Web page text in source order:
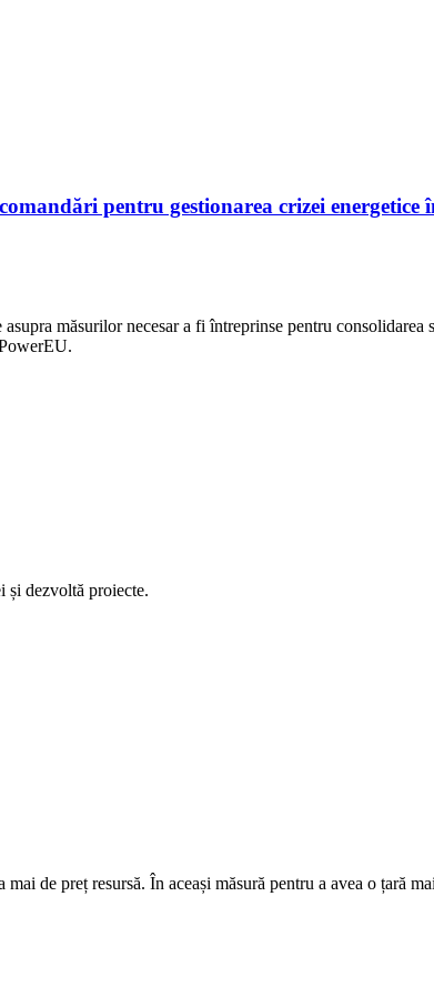
pentru gestionarea crizei
măsurilor necesar a fi întreprinse pentru
și dezvoltă proiecte.
de preț resursă. În aceași măsură pentru a avea o țară